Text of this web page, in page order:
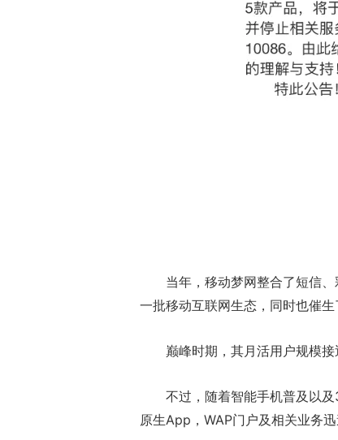
当年，移动梦网整合了短信
一批移动互联网生态，同时也催
巅峰时期，其月活用户规模接
不过，随着智能手机普及以
原生App，WAP门户及相关业务迅